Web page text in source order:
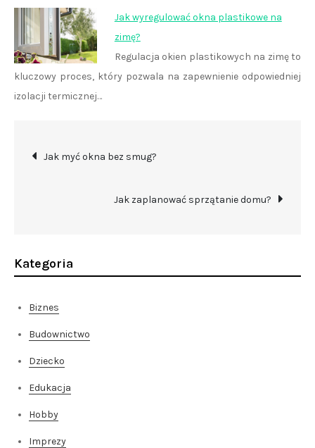
Jak wyregulować okna plastikowe na
zimę?
Regulacja okien plastikowych na zimę to
kluczowy proces, który pozwala na zapewnienie odpowiedniej
izolacji termicznej…
Nawigacja
Jak myć okna bez smug?
Jak zaplanować sprzątanie domu?
Kategoria
Biznes
Budownictwo
Dziecko
Edukacja
Hobby
Imprezy